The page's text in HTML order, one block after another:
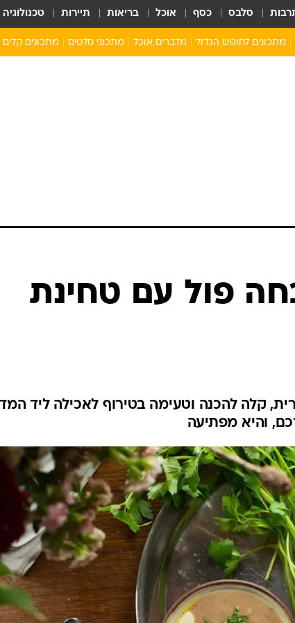
סלבס כסף אוכל בריאות תיירות טכנולוגיה
מתכונים לחופש הגדול מדברים אוכל מתכוני סלטים מתכונים קלים
פול עם טחינת
קלה להכנה וטעימה בטירוף לאכילה ליד
והיא מפתיעה